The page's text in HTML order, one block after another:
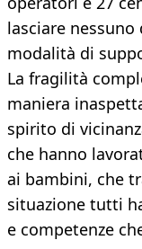
lasciare
modalità di
La fragilità
maniera
spirito di
che hanno
ai bambini, che
situazione tutti
e competenze